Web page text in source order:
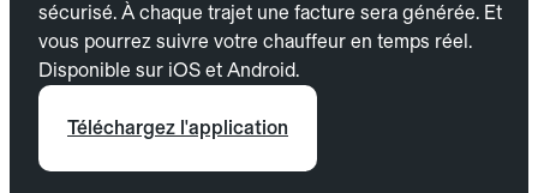
sécurisé. À chaque trajet une facture sera générée. Et
vous pourrez suivre votre chauffeur en temps réel.
Disponible sur iOS et Android.
Téléchargez l'application